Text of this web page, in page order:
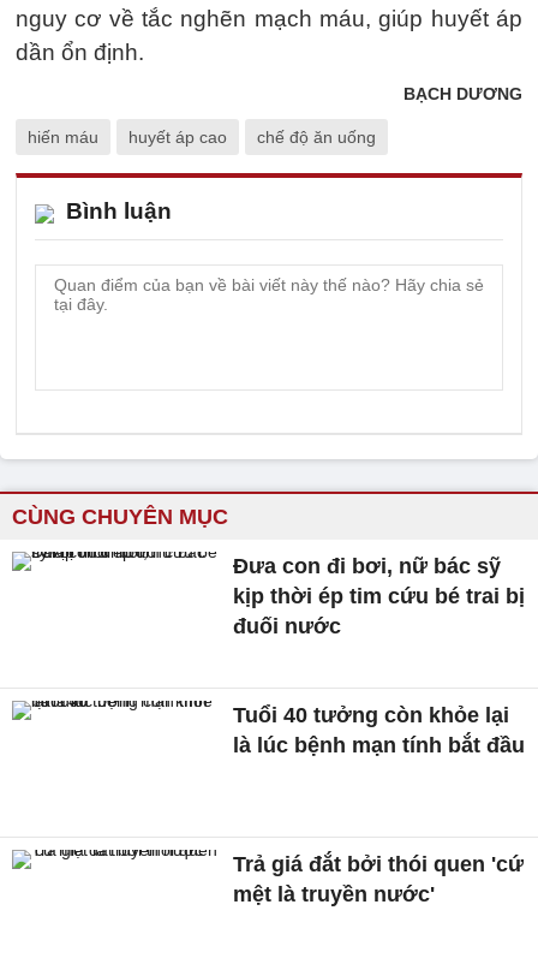
nguy cơ về tắc nghẽn mạch máu, giúp huyết áp
dần ổn định.
BẠCH DƯƠNG
hiến máu huyết áp cao chế độ ăn uống
Bình luận
CÙNG CHUYÊN MỤC
Đưa con đi bơi, nữ bác sỹ
kịp thời ép tim cứu bé trai bị
đuối nước
Tuổi 40 tưởng còn khỏe lại
là lúc bệnh mạn tính bắt đầu
Trả giá đắt bởi thói quen 'cứ
mệt là truyền nước'